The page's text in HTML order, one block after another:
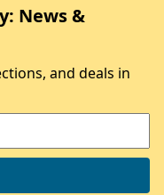
News &
and deals in